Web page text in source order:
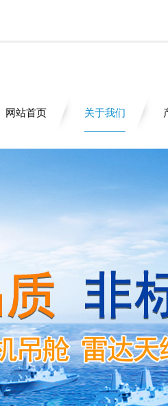
网站首页 关于我们